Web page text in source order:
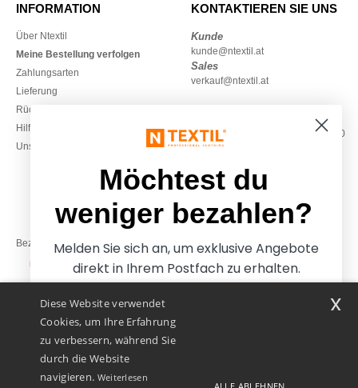
INFORMATION
Über Ntextil
Meine Bestellung verfolgen
Zahlungsarten
Lieferung
Rückerstattungen / Rückgaben
Hilfe & FAQs
Unsere Engagements
KONTAKTIEREN SIE UNS
Kunde
kunde@ntextil.at
Sales
verkauf@ntextil.at
Montag – Donnerstag: 10:00–13:00
& 14:00–17:30
Freitag: 10:00–14:00
Bezahlung mit
Unsere Paketzusteller
Diese Website verwendet
Cookies, um Ihre Erfahrung
zu verbessern, während Sie
durch die Website
navigieren. Weiterlesen
x
Möchtest du
weniger bezahlen?
Melden Sie sich an, um exklusive Angebote
direkt in Ihrem Postfach zu erhalten.